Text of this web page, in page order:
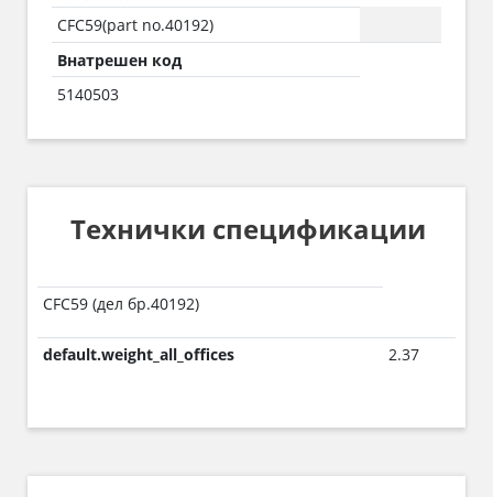
CFC59(part no.40192)
Внатрешен код
5140503
Технички спецификации
CFC59 (дел бр.40192)
default.weight_all_offices 2.37